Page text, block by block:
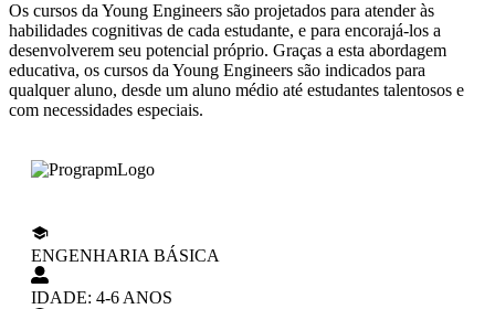
Os cursos da Young Engineers são projetados para atender às
habilidades cognitivas de cada estudante, e para encorajá-los a
desenvolverem seu potencial próprio. Graças a esta abordagem
educativa, os cursos da Young Engineers são indicados para
qualquer aluno, desde um aluno médio até estudantes talentosos e
com necessidades especiais.
ENGENHARIA BÁSICA
IDADE: 4-6 ANOS